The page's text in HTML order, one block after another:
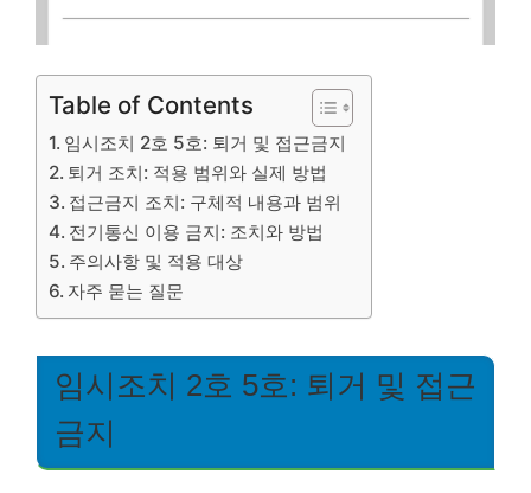
Table of Contents
임시조치 2호 5호: 퇴거 및 접근금지
퇴거 조치: 적용 범위와 실제 방법
접근금지 조치: 구체적 내용과 범위
전기통신 이용 금지: 조치와 방법
주의사항 및 적용 대상
자주 묻는 질문
임시조치 2호 5호: 퇴거 및 접근
금지